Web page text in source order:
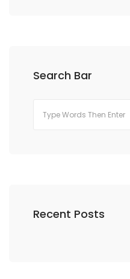
Search Bar
Recent Posts